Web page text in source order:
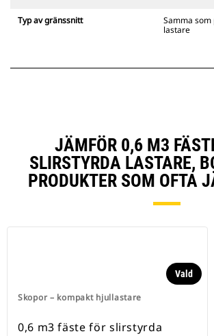
Typ av gränssnitt
Samma
lastare
JÄMFÖR 0,6 M3
SLIRSTYRDA LASTARE,
PRODUKTER SOM OFTA
Skopor – kompakt hjullastare
Vald
0,6 m3 fäste för slirstyrda